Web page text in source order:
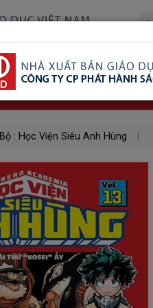
Sản Phẩm Đã Xem
Bộ : Học Viện Siêu Anh Hùng